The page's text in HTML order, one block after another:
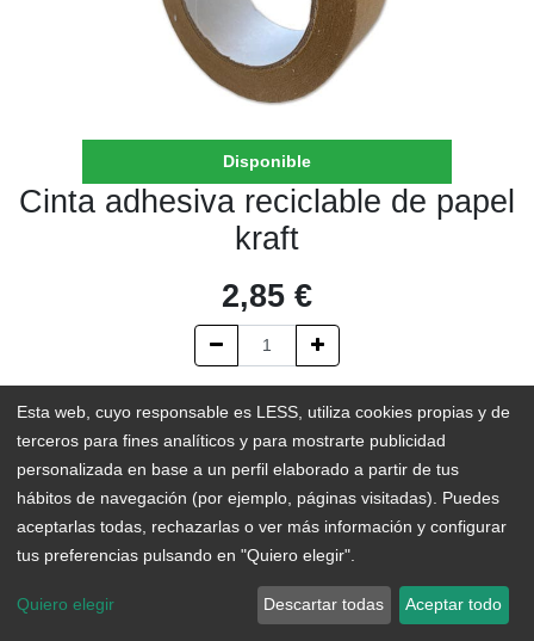
Disponible
Cinta adhesiva reciclable de papel
kraft
2,85 €
AÑADIR AL CARRITO
En existencias
Add to Wishlist
Cinta para embalar, 100% reciclable, fabricada en papel Kraft y
con adhesivo de caucho natural
Esta web, cuyo responsable es LESS, utiliza cookies propias y de
terceros para fines analíticos y para mostrarte publicidad
personalizada en base a un perfil elaborado a partir de tus
hábitos de navegación (por ejemplo, páginas visitadas). Puedes
aceptarlas todas, rechazarlas o ver más información y configurar
tus preferencias pulsando en "Quiero elegir".
Quiero elegir Descartar todas Aceptar todo